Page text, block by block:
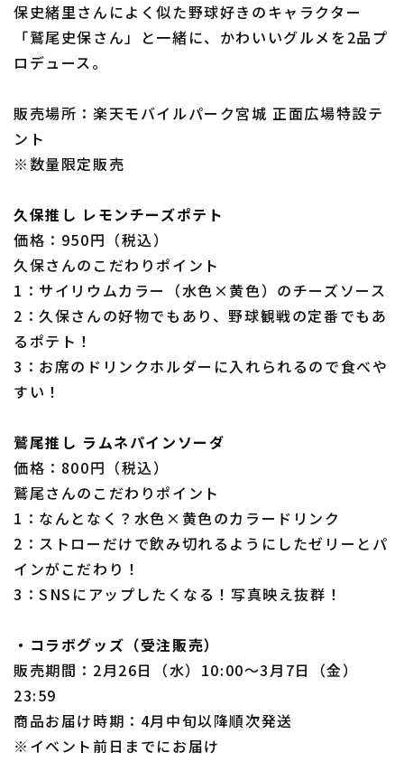
利用規約
運営会社（別ウィンドウで開く） よくある質問
特定商取引法の表示
保史緒里さんによく似た野球好きのキャラクター
「鷲尾史保さん」と一緒に、かわいいグルメを2品プ
ロデュース。
販売場所：楽天モバイルパーク宮城 正面広場特設テ
ント
※数量限定販売
久保推し レモンチーズポテト
価格：950円（税込）
久保さんのこだわりポイント
1：サイリウムカラー（水色×黄色）のチーズソース
2：久保さんの好物でもあり、野球観戦の定番でもあ
るポテト！
3：お席のドリンクホルダーに入れられるので食べや
すい！
鷲尾推し ラムネパインソーダ
価格：800円（税込）
鷲尾さんのこだわりポイント
1：なんとなく？水色×黄色のカラードリンク
2：ストローだけで飲み切れるようにしたゼリーとパ
インがこだわり！
3：SNSにアップしたくなる！写真映え抜群！
・コラボグッズ（受注販売）
販売期間：2月26日（水）10:00～3月7日（金）
23:59
商品お届け時期：4月中旬以降順次発送
※イベント前日までにお届け